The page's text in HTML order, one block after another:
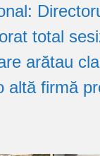
total
arătau
altă firmă